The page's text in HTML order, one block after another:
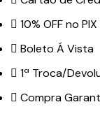
10% OFF no PIX
Boleto Á Vista
1ª Troca/
Compra